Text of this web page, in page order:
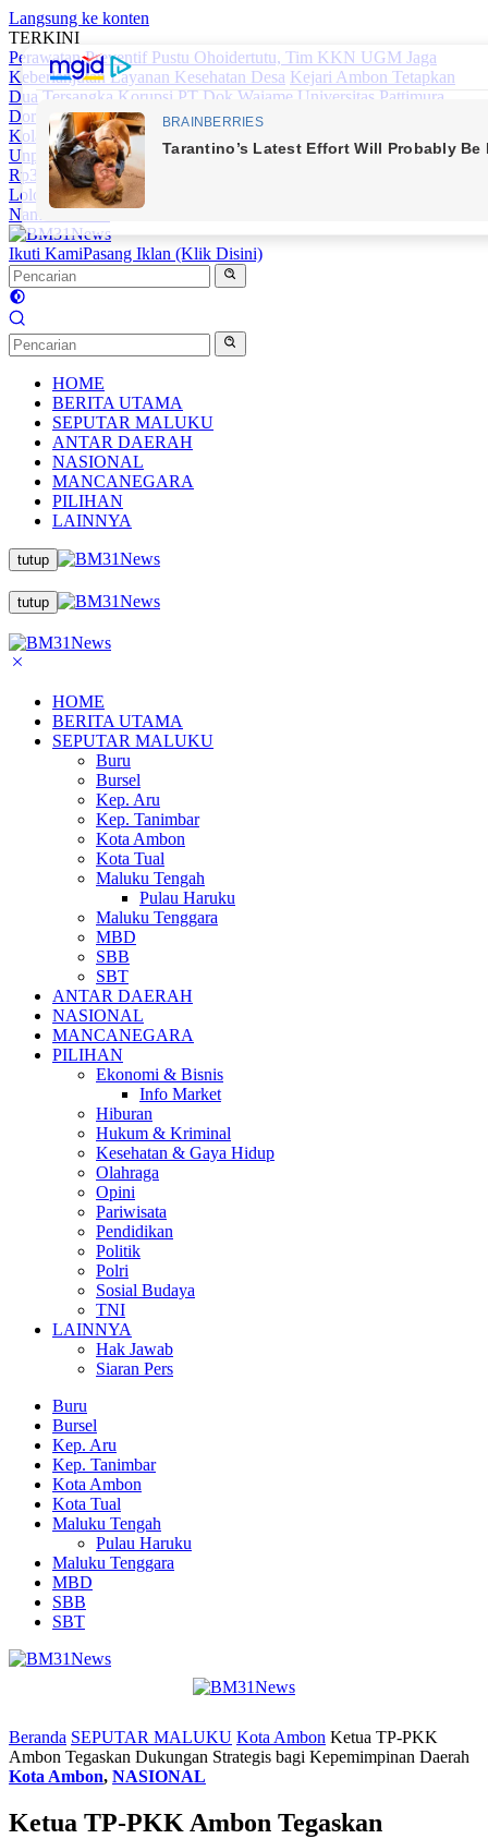
Langsung ke konten
TERKINI
Perawatan Preventif Pustu Ohoidertutu, Tim KKN UGM Jaga
Keberlanjutan Layanan Kesehatan Desa Kejari Ambon Tetapkan
Dua Tersangka Korupsi PT Dok Waiame Universitas Pattimura
Dorong Mahasiswa Menembus Jejaring Akademik Global Lewat
Kolaborasi Diaspora Indonesia
Unpatti Berbuah Nyata: Gerakan ‘Sehari Berkorban’ Himpun
Rp309,6 Juta untuk Percepatan Pembangunan Gereja Kampus
Lolos AKMIL dan AKPOL, Siswa SMA Negeri 1 Raya Harumkan
Nama Sekolah
Ikuti KamiPasang Iklan (Klik Disini)
HOME
BERITA UTAMA
SEPUTAR MALUKU
ANTAR DAERAH
NASIONAL
MANCANEGARA
PILIHAN
LAINNYA
tutup
tutup
HOME
BERITA UTAMA
SEPUTAR MALUKU
Buru
Bursel
Kep. Aru
Kep. Tanimbar
Kota Ambon
Kota Tual
Maluku Tengah
Pulau Haruku
Maluku Tenggara
MBD
SBB
SBT
ANTAR DAERAH
NASIONAL
MANCANEGARA
PILIHAN
Ekonomi & Bisnis
Info Market
Hiburan
Hukum & Kriminal
Kesehatan & Gaya Hidup
Olahraga
Opini
Pariwisata
Pendidikan
Politik
Polri
Sosial Budaya
TNI
LAINNYA
Hak Jawab
Siaran Pers
Buru
Bursel
Kep. Aru
Kep. Tanimbar
Kota Ambon
Kota Tual
Maluku Tengah
Pulau Haruku
Maluku Tenggara
MBD
SBB
SBT
Beranda SEPUTAR MALUKU Kota Ambon Ketua TP-PKK
Ambon Tegaskan Dukungan Strategis bagi Kepemimpinan Daerah
Kota Ambon, NASIONAL
Ketua TP-PKK Ambon Tegaskan